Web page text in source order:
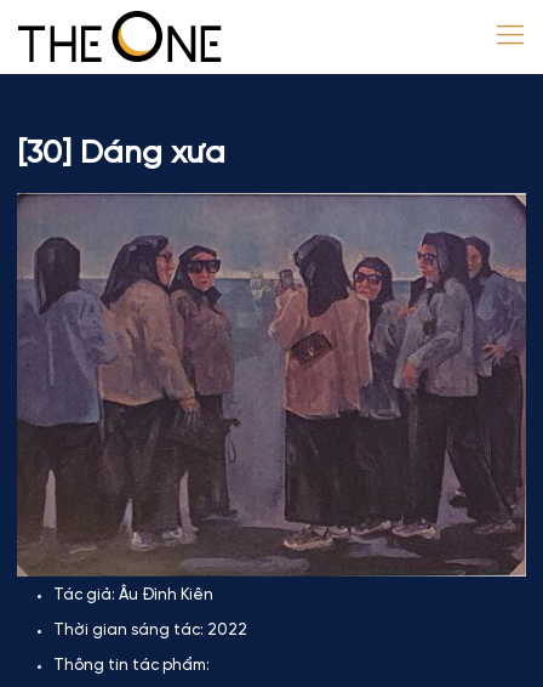
[30] Dáng xưa
Tác giả: Âu Đình Kiên
Thời gian sáng tác: 2022
Thông tin tác phẩm: